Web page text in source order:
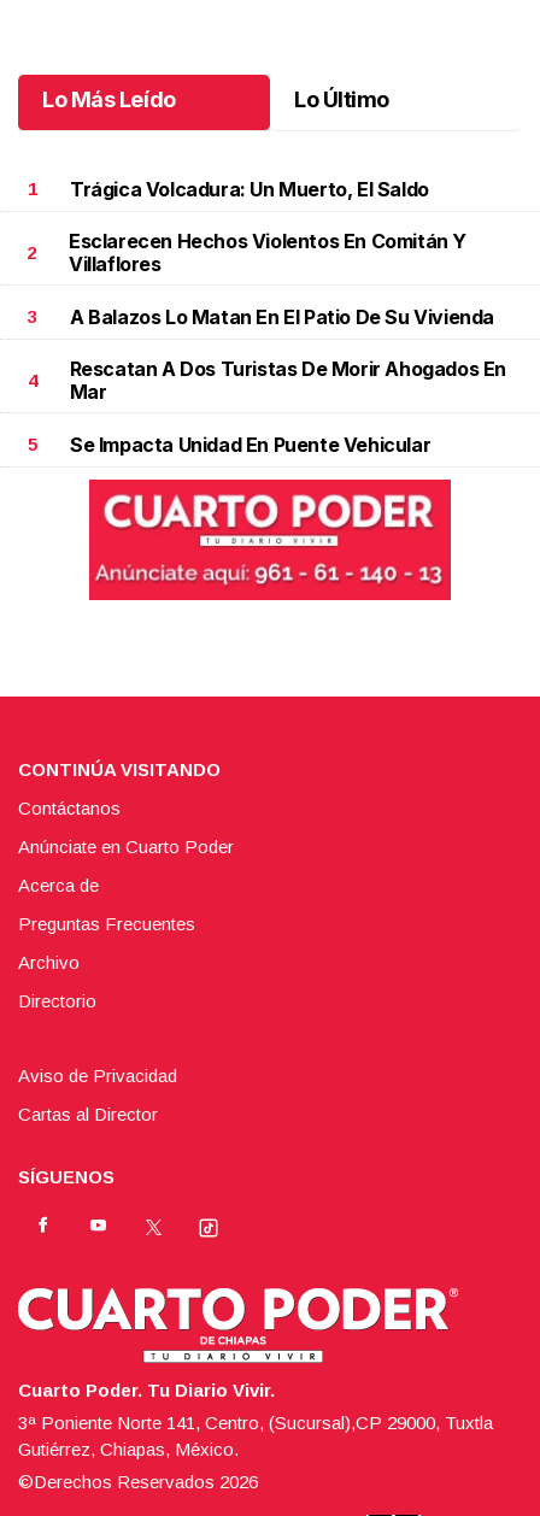
Lo Más Leído Lo Último
1 Trágica Volcadura: Un Muerto, El Saldo
2
Esclarecen Hechos Violentos En Comitán Y
Villaflores
3 A Balazos Lo Matan En El Patio De Su Vivienda
4
Rescatan A Dos Turistas De Morir Ahogados En
Mar
5 Se Impacta Unidad En Puente Vehicular
CONTINÚA VISITANDO
Contáctanos
Anúnciate en Cuarto Poder
Acerca de
Preguntas Frecuentes
Archivo
Directorio
Aviso de Privacidad
Cartas al Director
SÍGUENOS
Cuarto Poder. Tu Diario Vivir.
3ª Poniente Norte 141, Centro, (Sucursal),CP 29000, Tuxtla
Gutiérrez, Chiapas, México.
©Derechos Reservados 2026